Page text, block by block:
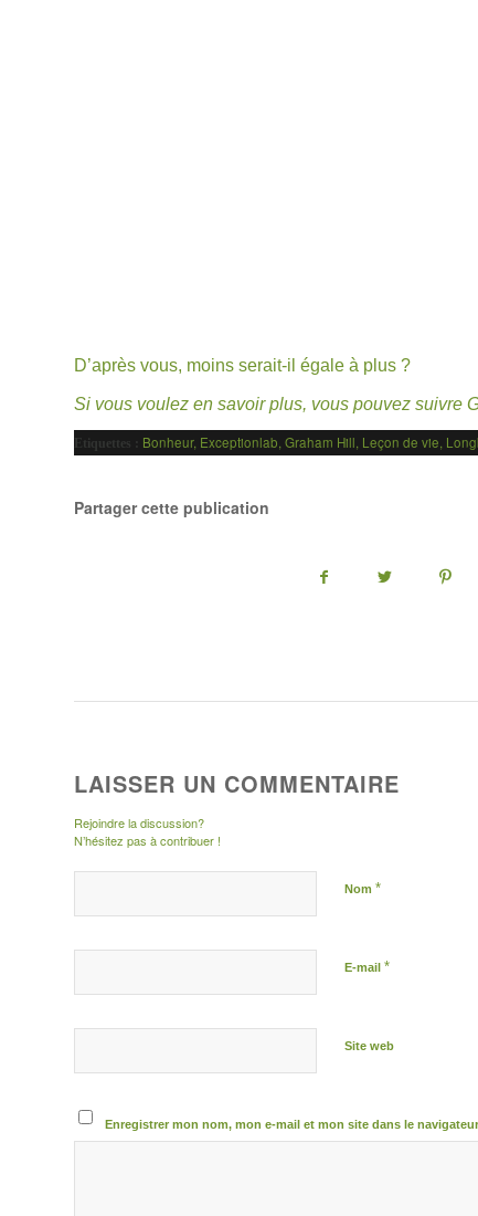
D’après vous, moins serait-il égale à plus ?
Si vous voulez en savoir plus, vous pouvez suivre
Etiquettes : Bonheur, Exceptionlab, Graham Hill, Leçon de vie,
Partager cette publication
LAISSER UN COMMENTAIRE
Rejoindre la discussion?
N’hésitez pas à contribuer !
Nom *
E-mail *
Site web
Enregistrer mon nom, mon e-mail et mon site dans le